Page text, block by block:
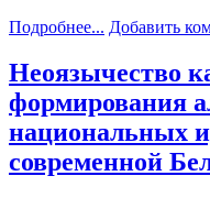
Подробнее... Добавить
Неоязычество
формирования
национальных
современной